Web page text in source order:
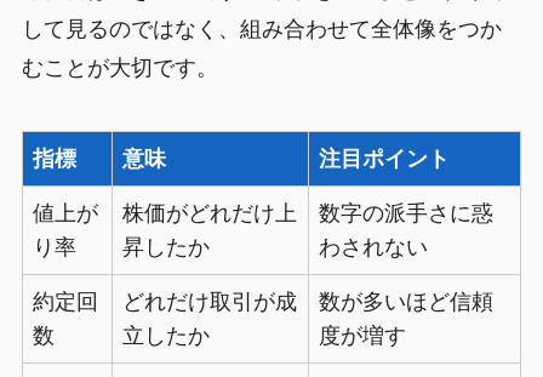
して見るのではなく、組み合わせて全体像をつか
むことが大切です。
指標 意味 注目ポイント
値上が
り率
株価がどれだけ上
昇したか
数字の派手さに惑
わされない
約定回
数
どれだけ取引が成
立したか
数が多いほど信頼
度が増す